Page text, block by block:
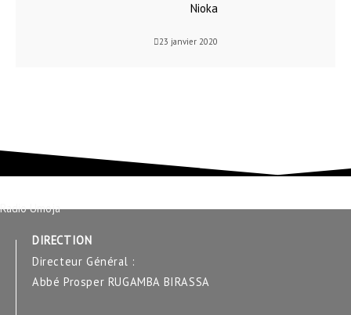
Nioka
23 janvier 2020
Radio Umoja
DIRECTION
Directeur Général :
Abbé Prosper RUGAMBA BIRASSA